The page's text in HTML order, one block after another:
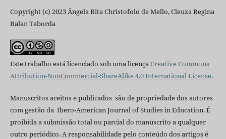
Copyright (c) 2023 Ângela Rita Christofolo de Mello, Cleuza Regina
Balan Taborda
Este trabalho está licenciado sob uma licença Creative Commons
Attribution-NonCommercial-ShareAlike 4.0 International License.
Manuscritos aceitos e publicados são de propriedade dos autores
com gestão da Ibero-American Journal of Studies in Education. É
proibida a submissão total ou parcial do manuscrito a qualquer
outro periódico. A responsabilidade pelo conteúdo dos artigos é